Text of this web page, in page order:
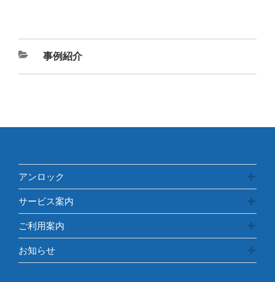
カ
テ
事例紹介
アンロック
サービス案内
ご利用案内
お知らせ